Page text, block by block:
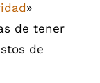
»
de tener
de